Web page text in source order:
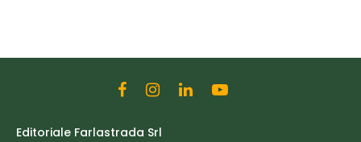
Editoriale Farlastrada Srl